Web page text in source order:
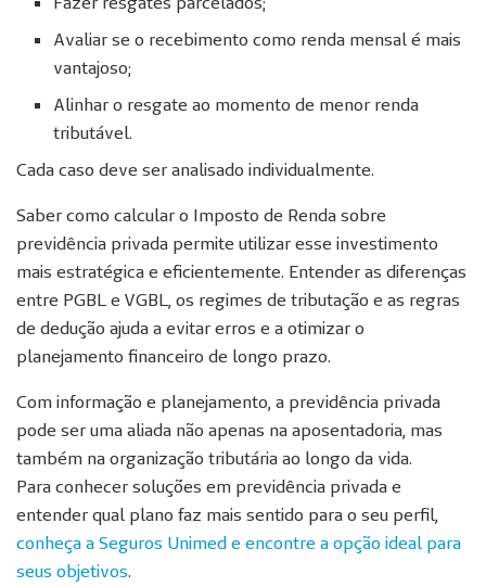
Avaliar se o recebimento como renda mensal é mais
vantajoso;
Alinhar o resgate ao momento de menor renda
tributável.
Cada caso deve ser analisado individualmente.
Saber como calcular o Imposto de Renda sobre
previdência privada permite utilizar esse investimento
mais estratégica e eficientemente. Entender as diferenças
entre PGBL e VGBL, os regimes de tributação e as regras
de dedução ajuda a evitar erros e a otimizar o
planejamento financeiro de longo prazo.
Com informação e planejamento, a previdência privada
pode ser uma aliada não apenas na aposentadoria, mas
também na organização tributária ao longo da vida.
Para conhecer soluções em previdência privada e
entender qual plano faz mais sentido para o seu perfil,
conheça a Seguros Unimed e encontre a opção ideal para
seus objetivos.